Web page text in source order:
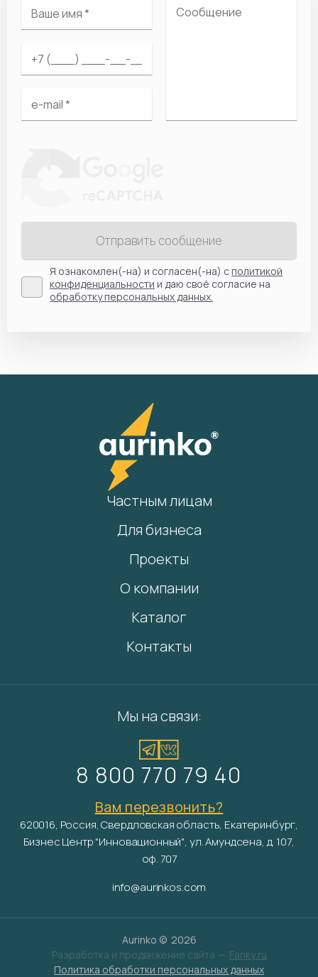
Отправить сообщение
Я ознакомлен(-на) и согласен(-на) сполитикой
конфиденциальности и даю своё согласие на
обработку персональных данных.
Частным лицам
Для бизнеса
Проекты
О компании
Каталог
Контакты
Мы на связи:
8 800 770 79 40
Вам перезвонить?
620016, Россия, Свердловская область, Екатеринбург,
Бизнес Центр "Инновационный", ул. Амундсена, д. 107,
оф. 707
info@aurinkos.com
Aurinko © 2026
Разработка и продвижение сайта — Fanky.ru
Политика обработки персональных данных